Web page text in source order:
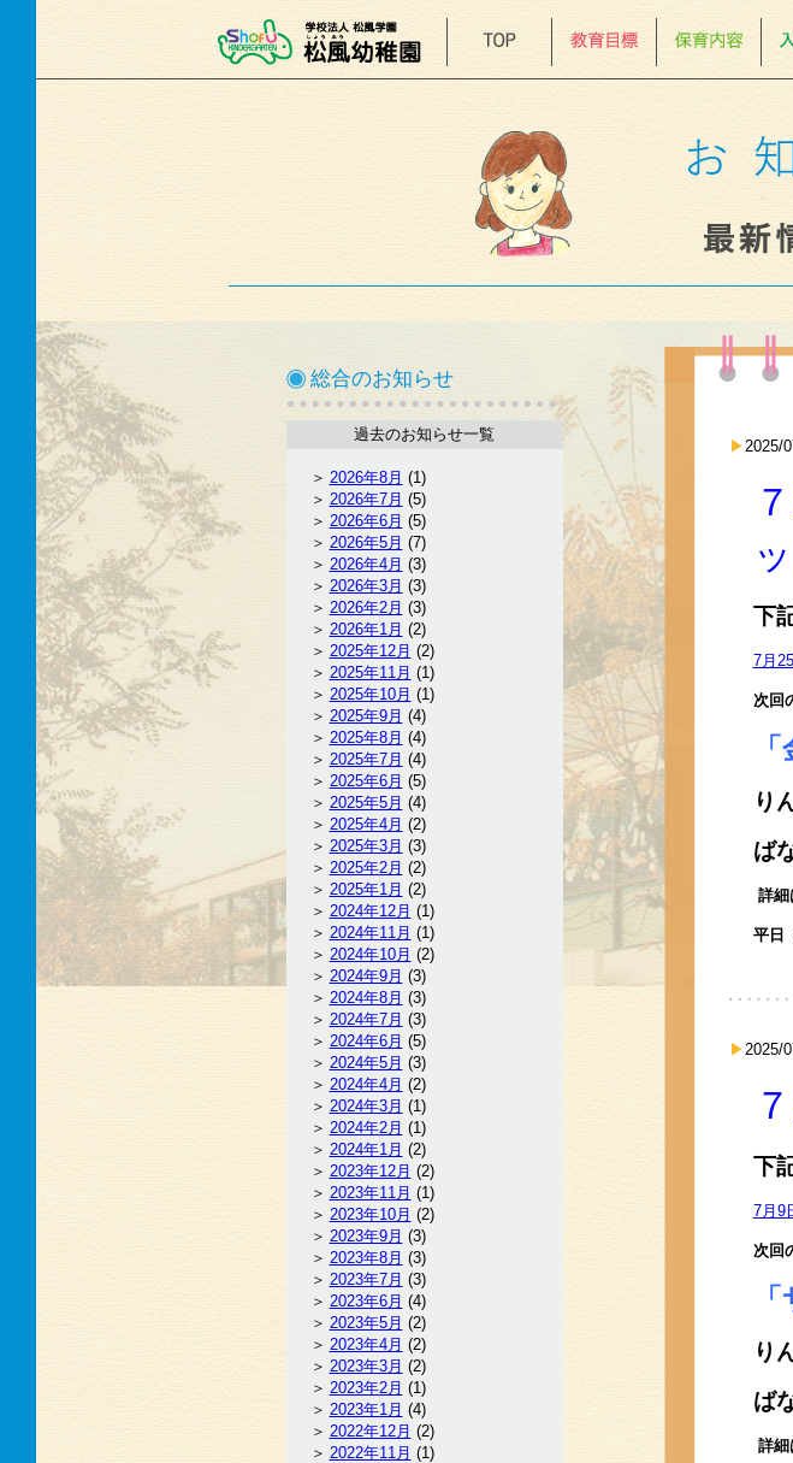
2025/
下
7月
次回
り
ば
詳細
平日
2025/
下
7月9
次回
り
ば
詳細
総合のお知らせ
過去のお知らせ一覧
2026年8月 (1)
2026年7月 (5)
2026年6月 (5)
2026年5月 (7)
2026年4月 (3)
2026年3月 (3)
2026年2月 (3)
2026年1月 (2)
2025年12月 (2)
2025年11月 (1)
2025年10月 (1)
2025年9月 (4)
2025年8月 (4)
2025年7月 (4)
2025年6月 (5)
2025年5月 (4)
2025年4月 (2)
2025年3月 (3)
2025年2月 (2)
2025年1月 (2)
2024年12月 (1)
2024年11月 (1)
2024年10月 (2)
2024年9月 (3)
2024年8月 (3)
2024年7月 (3)
2024年6月 (5)
2024年5月 (3)
2024年4月 (2)
2024年3月 (1)
2024年2月 (1)
2024年1月 (2)
2023年12月 (2)
2023年11月 (1)
2023年10月 (2)
2023年9月 (3)
2023年8月 (3)
2023年7月 (3)
2023年6月 (4)
2023年5月 (2)
2023年4月 (2)
2023年3月 (2)
2023年2月 (1)
2023年1月 (4)
2022年12月 (2)
2022年11月 (1)